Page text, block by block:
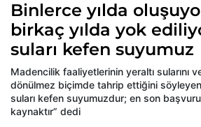
Binlerce yılda
birkaç yılda yok
suları kefen suyumuz
Madencilik faaliyetlerinin yeraltı sularını
dönülmez biçimde tahrip ettiğini söyleyen
suları kefen suyumuzdur; en son
kaynaktır” dedi